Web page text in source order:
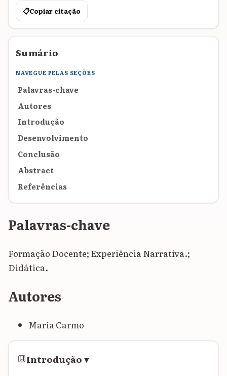
📋Copiar citação
Sumário
NAVEGUE PELAS SEÇÕES
Palavras-chave
Autores
Introdução
Desenvolvimento
Conclusão
Abstract
Referências
Palavras-chave
Formação Docente; Experiência Narrativa.;
Didática.
Autores
Maria Carmo
Introdução▾